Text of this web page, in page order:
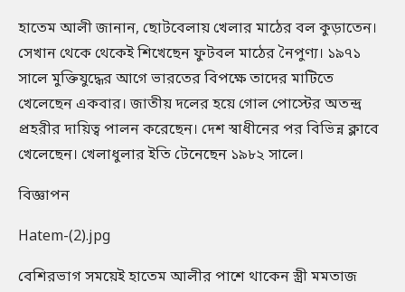
হাতেম আলী জানান, ছোটবেলায় খেলার মাঠের বল কুড়াতেন।
সেখান থেকে থেকেই শিখেছেন ফুটবল মাঠের নৈপুণ্য। ১৯৭১
সালে মুক্তিযুদ্ধের আগে ভারতের বিপক্ষে তাদের মাটিতে
খেলেছেন একবার। জাতীয় দলের হয়ে গোল পোস্টের অতন্দ্র
প্রহরীর দায়িত্ব পালন করেছেন। দেশ স্বাধীনের পর বিভিন্ন ক্লাবে
খেলেছেন। খেলাধুলার ইতি টেনেছেন ১৯৮২ সালে।
বিজ্ঞাপন
Hatem-(2).jpg
বেশিরভাগ সময়েই হাতেম আলীর পাশে থাকেন স্ত্রী মমতাজ